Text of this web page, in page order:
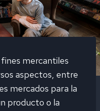
mercantiles
aspectos, entre
mercados para la
producto o la